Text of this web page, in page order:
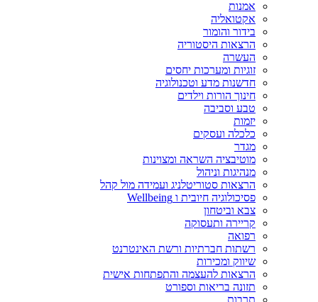
אמנות
אקטואליה
בידור והומור
הרצאות היסטוריה
העשרה
זוגיות ומערכות יחסים
חדשנות מדע וטכנולוגיה
חינוך הורות וילדים
טבע וסביבה
יזמות
כלכלה ועסקים
מגדר
מוטיבציה השראה ומצוינות
מנהיגות וניהול
הרצאות סטוריטלניג ועמידה מול קהל
פסיכולוגיה חיובית ו Wellbeing
צבא וביטחון
קריירה ותעסוקה
רפואה
רשתות חברתיות ורשת האינטרנט
שיווק ומכירות
הרצאות להעצמה והתפתחות אישית
תזונה בריאות וספורט